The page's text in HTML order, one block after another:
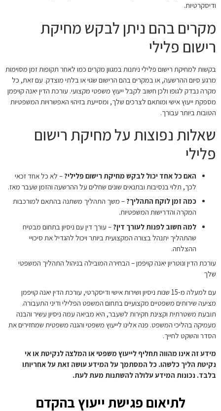
ודיסקרטיות.
מקרים בהם ניתן לבקש מחיקת
רישום פלילי
בקשות למחיקת רישום פלילי ניתנות במגוון מקרים כמו לאחר תקופות זמן מסוימות
מרגע סיום ההרשעה, או במקרים בהם הרישום שגוי או בלתי מוצדק. עם זאת, כל
מקרה נבדק לגופו ולכן חשוב לקבל ייעוץ משפטי מקצועי. עורכת הדין יאנה קויפמן
מספקת ייעוץ אישי ומותאם לצרכים שלך, ומסייעת בזיהוי האפשרויות המשפטיות
הטובות ביותר עבורך.
שאלות נפוצות על מחיקת רישום
פלילי
האם כל אחד יכול לבקש מחיקת רישום פלילי? – לא כל אחד זכאי
לכך, תלוי בנסיבות ובתנאים שונים שחלים על ההרשעה והזמן שעבר מאז.
כמה זמן לוקח התהליך? – משך התהליך משתנה בהתאם למורכבות
המקרה והדרישות המשפטיות.
למה חשוב לפנות לעורך דין? – עורך דין עם ניסיון בתחום מבטיח
שהתהליך יתנהל בצורה המקצועית ביותר ויכול להגדיל את סיכויי
ההצלחה.
עורכת הדין ונוטריון יאנה קויפמן – הבחירה המובילה בניהול התהליך המשפטי
שלך
עם למעלה מ-15 שנות ניסיון ושירות אישי ודיסקרטי, עורכת הדין יאנה קויפמן
מציעה שירותים משפטיים מקצועיים בתחום המשפט הפלילי ודיני התעבורה.
תובעת משטרתית וקצינת חקירות לשעבר, היא מביאה עמה ניסיון עשיר והבנה
מעמיקה בהליכי המשפט. פנה אלינו לייעוץ משפטי והגנה משפטית שמחזירים את
הסדר והשקט לחייך.
מידע זה אינו מהווה תחליף לייעוץ משפטי או המלצה לנקיטת או אי
נקיטת הליך כלשהו. כל המסתמך על המידע עושה זאת על אחריותו
בלבד. נכונות המידע עלולה להשתנות מעת לעת.
לתיאום פגישת ייעוץ בהקדם